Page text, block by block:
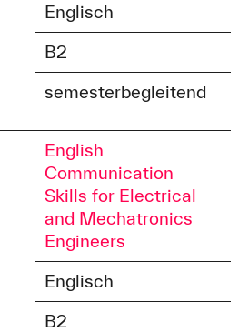
Englisch
B2
semesterbegleitend
English
Communication
Skills for Electrical
and Mechatronics
Engineers
Englisch
B2